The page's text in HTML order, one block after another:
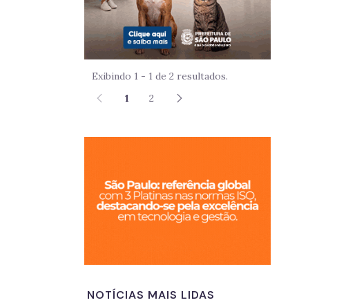
Exibindo 1 - 1 de 2 resultados.
1
2
NOTÍCIAS MAIS LIDAS